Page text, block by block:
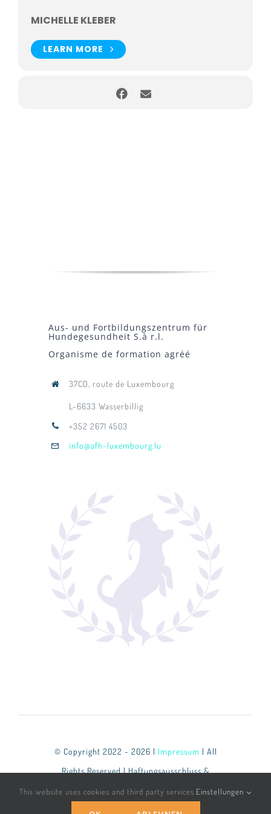
MICHELLE KLEBER
LEARN MORE
Aus- und Fortbildungszentrum für
Hundegesundheit S.à r.l.
Organisme de formation agréé
37CD, route de Luxembourg
L-6633 Wasserbillig
+352 2671 4503
info@afh-luxembourg.lu
© Copyright 2022 - 2026 | Impressum | All
Rights Reserved | Haftungsausschluss &
Datenschutzbestimmungen
This website uses cookies and third party services. Einstellungen